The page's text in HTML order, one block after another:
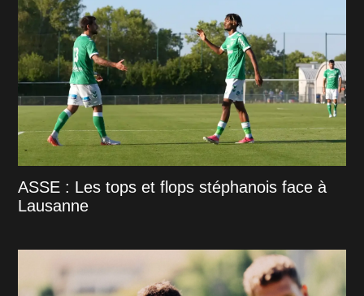
ASSE : Les tops et flops stéphanois face à
Lausanne